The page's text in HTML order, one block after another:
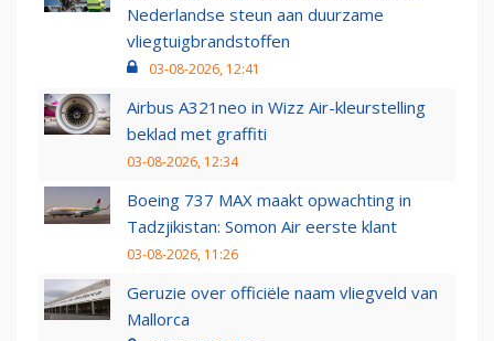
Nederlandse steun aan duurzame
vliegtuigbrandstoffen
03-08-2026, 12:41
Airbus A321neo in Wizz Air-kleurstelling
beklad met graffiti
03-08-2026, 12:34
Boeing 737 MAX maakt opwachting in
Tadzjikistan: Somon Air eerste klant
03-08-2026, 11:26
Geruzie over officiële naam vliegveld van
Mallorca